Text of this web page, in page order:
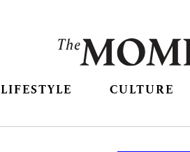
LIFESTYLE CULTURE